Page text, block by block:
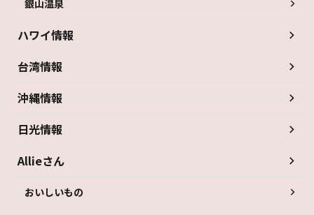
銀山温泉
ハワイ情報
台湾情報
沖縄情報
日光情報
Allieさん
おいしいもの